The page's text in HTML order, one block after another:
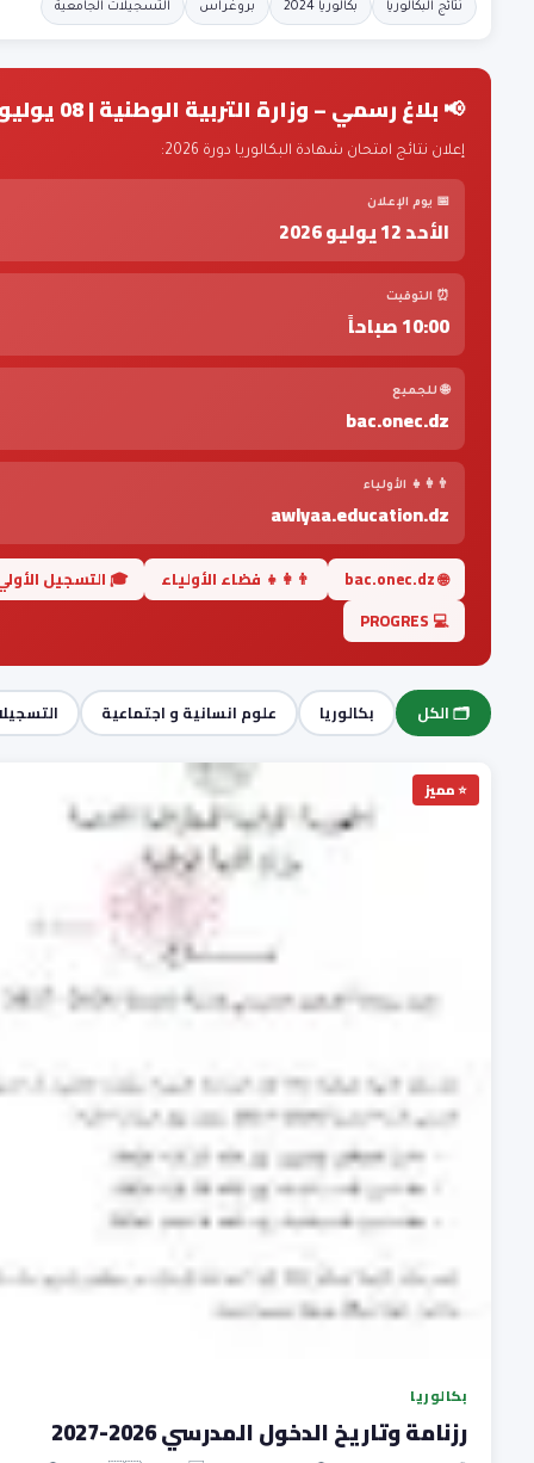
📢 بلاغ رسمي – وزارة التربية الوطنية | 08 يوليو 2026
إعلان نتائج امتحان شهادة البكالوريا دورة 2026:
📅 يوم الإعلان
الأحد 12 يوليو 2026
⏰ التوقيت
10:00 صباحاً
🌐 للجميع
bac.onec.dz
👨‍👩‍👧 الأولياء
awlyaa.education.dz
🌐 bac.onec.dz 👨‍👩‍👧 فضاء الأولياء
🎓 التسجيل
💻 PROGRES
🗂️ الكل بكالوريا علوم انسانية و اجتماعية
⭐ مميز
بكالوريا
رزنامة وتاريخ الدخول المدرسي 2026-2027
نتائج البكالوريا بكالوريا 2024 بروغراس التسجيلات الجامعية